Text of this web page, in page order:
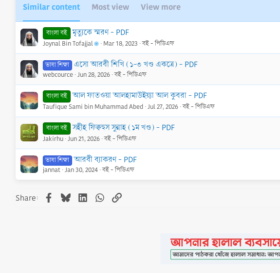
Similar content Most view View more
বাংলা বই মৃত্যুকে স্মরণ - PDF
Joynal Bin Tofajjal Mar 18, 2023 বই - পিডিএফ
ভাষা শিক্ষা এসো আরবী শিখি (১-৩ খণ্ড একত্রে) - PDF
webcource Jun 28, 2026 বই - পিডিএফ
বাংলা বই আল ফাতওয়া আলহামাউইয়্যা আল কুবরা - PDF
Taufique Sami bin Muhammad Abed Jul 27, 2026 বই - পিডিএফ
বাংলা বই সহীহ ফিক্বহুস সুন্নাহ (১ম খণ্ড) - PDF
Jakirhu Jun 21, 2026 বই - পিডিএফ
ভাষা শিক্ষা আরবী ব্যাকরণ - PDF
jannat Jan 30, 2024 বই - পিডিএফ
Share: Facebook
BlueskyLinkedInWhatsApp
Link